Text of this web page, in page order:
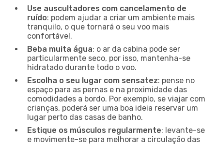
Use auscultadores com cancelamento de
ruído: podem ajudar a criar um ambiente mais
tranquilo, o que tornará o seu voo mais
confortável.
Beba muita água: o ar da cabina pode ser
particularmente seco, por isso, mantenha-se
hidratado durante todo o voo.
Escolha o seu lugar com sensatez: pense no
espaço para as pernas e na proximidade das
comodidades a bordo. Por exemplo, se viajar com
crianças, poderá ser uma boa ideia reservar um
lugar perto das casas de banho.
Estique os músculos regularmente: levante-se
e movimente-se para melhorar a circulação das